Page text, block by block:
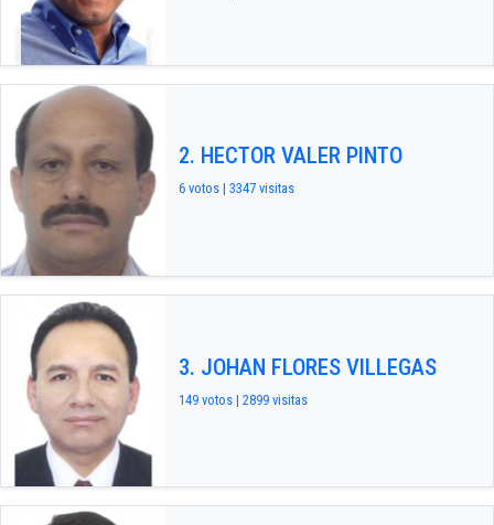
2. HECTOR VALER PINTO
6 votos | 3347 visitas
3. JOHAN FLORES VILLEGAS
149 votos | 2899 visitas